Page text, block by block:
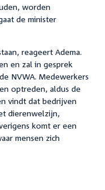
worden
de minister
reageert Adema.
en zal in gesprek
NVWA. Medewerkers
optreden, aldus de
vindt dat bedrijven
dierenwelzijn,
komt er een
mensen zich